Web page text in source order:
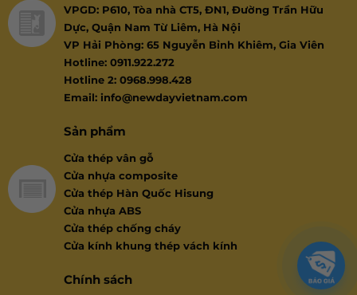
VPGD: P610, Tòa nhà CT5, ĐN1, Đường Trần Hữu
Dực, Quận Nam Từ Liêm, Hà Nội
VP Hải Phòng: 65 Nguyễn Bỉnh Khiêm, Gia Viên
Hotline: 0911.922.272
Hotline 2: 0968.998.428
Email: info@newdayvietnam.com
Sản phẩm
Cửa thép vân gỗ
Cửa nhựa composite
Cửa thép Hàn Quốc Hisung
Cửa nhựa ABS
Cửa thép chống cháy
Cửa kính khung thép vách kính
Chính sách